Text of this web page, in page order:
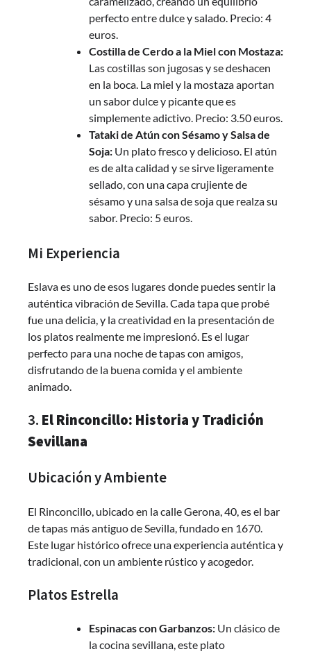
perfecto entre dulce y salado. Precio: 4
euros.
Costilla de Cerdo a la Miel con Mostaza:
Las costillas son jugosas y se deshacen
en la boca. La miel y la mostaza aportan
un sabor dulce y picante que es
simplemente adictivo. Precio: 3.50 euros.
Tataki de Atún con Sésamo y Salsa de
Soja: Un plato fresco y delicioso. El atún
es de alta calidad y se sirve ligeramente
sellado, con una capa crujiente de
sésamo y una salsa de soja que realza su
sabor. Precio: 5 euros.
Mi Experiencia
Eslava es uno de esos lugares donde puedes sentir la
auténtica vibración de Sevilla. Cada tapa que probé
fue una delicia, y la creatividad en la presentación de
los platos realmente me impresionó. Es el lugar
perfecto para una noche de tapas con amigos,
disfrutando de la buena comida y el ambiente
animado.
3. El Rinconcillo: Historia y Tradición
Sevillana
Ubicación y Ambiente
El Rinconcillo, ubicado en la calle Gerona, 40, es el bar
de tapas más antiguo de Sevilla, fundado en 1670.
Este lugar histórico ofrece una experiencia auténtica y
tradicional, con un ambiente rústico y acogedor.
Platos Estrella
Espinacas con Garbanzos: Un clásico de
la cocina sevillana, este plato